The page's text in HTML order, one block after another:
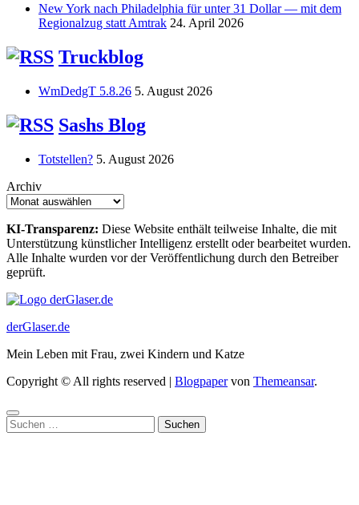
New York nach Philadelphia für unter 31 Dollar — mit dem
Regionalzug statt Amtrak 24. April 2026
Truckblog
WmDedgT 5.8.26 5. August 2026
Sashs Blog
Totstellen? 5. August 2026
Archiv
KI-Transparenz: Diese Website enthält teilweise Inhalte, die mit
Unterstützung künstlicher Intelligenz erstellt oder bearbeitet wurden.
Alle Inhalte wurden vor der Veröffentlichung durch den Betreiber
geprüft.
derGlaser.de
Mein Leben mit Frau, zwei Kindern und Katze
Copyright © All rights reserved | Blogpapervon Themeansar.
Suchen
nach: